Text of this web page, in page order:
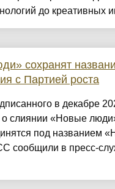
до креативных
сохранят
с Партией роста
в декабре
о слиянии «Новые
под названием
сообщили в пресс-